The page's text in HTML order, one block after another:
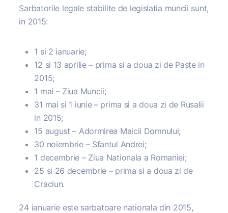
Sarbatorile legale stabilite de legislatia muncii sunt,
in 2015:
1 si 2 ianuarie;
12 si 13 aprilie – prima si a doua zi de Paste in
2015;
1 mai – Ziua Muncii;
31 mai si 1 iunie – prima si a doua zi de Rusalii
in 2015;
15 august – Adormirea Maicii Domnului;
30 noiembrie – Sfantul Andrei;
1 decembrie – Ziua Nationala a Romaniei;
25 si 26 decembrie – prima si a doua zi de
Craciun.
24 ianuarie este sarbatoare nationala din 2015,